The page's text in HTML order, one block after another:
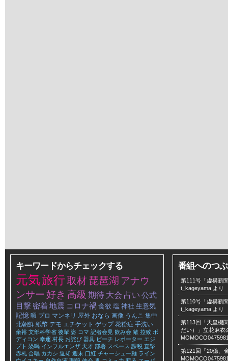
キーワードからチェックする
元気旅行取材琵琶湖 アナウ
ンサー好き 高級 期待 大会 占い 公式
目撃 密着地震 コロナ禍 食欲 塩 神社 生意気
記憶 暇 プロ マンネリ 屋外 おなら 画像 うんこ 集中
北朝鮮 紙幣 デモ エチケット ゲップ 花粉症 手洗い
余裕 文部科学省 後輩 姿 コマ 記者会見 飲み会 敵 拉致 ボ
ディコン 幸運 村長 お詫び 器具 ビーチ レポーター エジ
プト 恐喝 インフルエンザ 天才 部署 スペース 課税 直撃
赤札 合唱 カカシ 返却 週末 口紅 チャーシュー麺 ライン
番組へのつ
第111号「虚構新
t_kageyama より
第110号「虚構新
t_kageyama より
第113回「天皇機
だい）」立花麻衣
第121回「20億、